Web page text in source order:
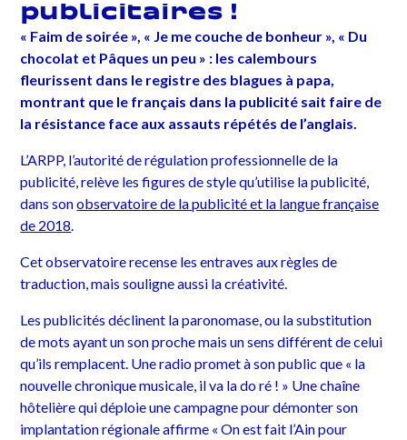
publicitaires !
« Faim de soirée », « Je me couche de bonheur », « Du
chocolat et Pâques un peu » : les calembours
fleurissent dans le registre des blagues à papa,
montrant que le français dans la publicité sait faire de
la résistance face aux assauts répétés de l’anglais.
L’ARPP, l’autorité de régulation professionnelle de la
publicité, relève les figures de style qu’utilise la publicité,
dans sonobservatoire de la publicité et la langue française
de 2018.
Cet observatoire recense les entraves aux règles de
traduction, mais souligne aussi la créativité.
Les publicités déclinent la paronomase, ou la substitution
de mots ayant un son proche mais un sens différent de celui
qu’ils remplacent. Une radio promet à son public que « la
nouvelle chronique musicale, il va la do ré ! » Une chaîne
hôtelière qui déploie une campagne pour démonter son
implantation régionale affirme « On est fait l’Ain pour